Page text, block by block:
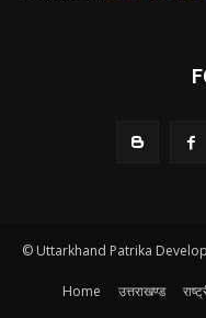
© Uttarkhand Patrika
Home उत्तराखण्ड